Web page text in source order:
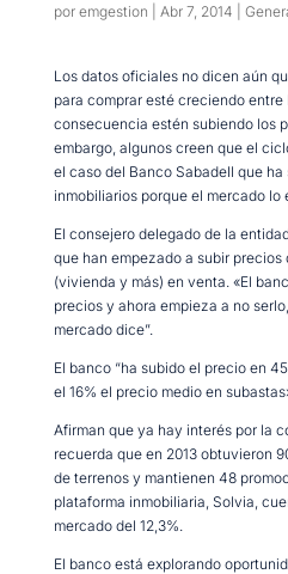
por emgestion Abr 7, 2014
Los datos oficiales no dicen aún
para comprar esté creciendo entre
consecuencia estén subiendo los
embargo, algunos creen que el
el caso del Banco Sabadell que
inmobiliarios porque el mercado lo
El consejero delegado de la
que han empezado a subir
(vivienda y más) en venta. «El
precios y ahora empieza a no
mercado dice”.
El banco “ha subido el precio en
el 16% el precio medio en
Afirman que ya hay interés por la
recuerda que en 2013 obtuvieron
de terrenos y mantienen 48
plataforma inmobiliaria, Solvia,
mercado del 12,3%.
El banco está explorando